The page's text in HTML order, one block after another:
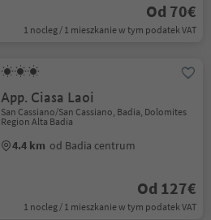
Od 70€
1 nocleg / 1 mieszkanie w tym podatek VAT
App. Ciasa Laoi
San Cassiano/San Cassiano, Badia, Dolomites
Region Alta Badia
4.4 km od Badia centrum
Od 127€
1 nocleg / 1 mieszkanie w tym podatek VAT